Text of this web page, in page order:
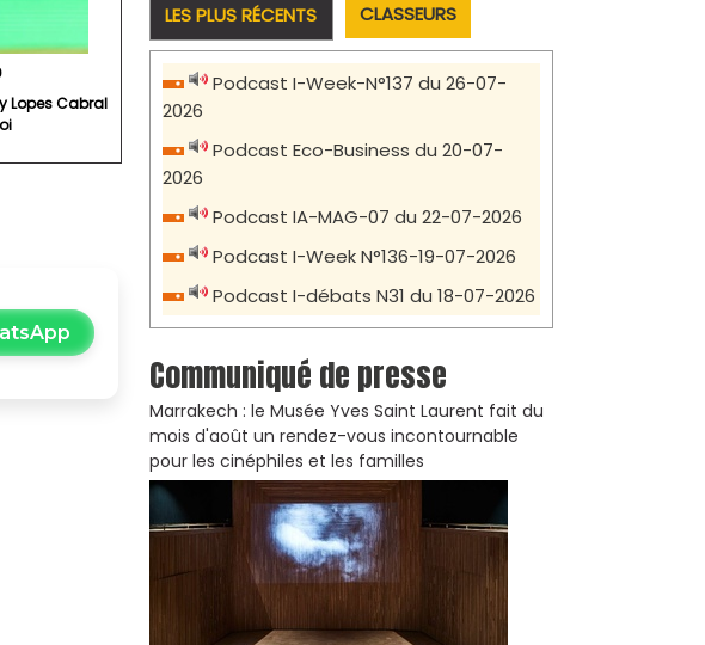
Lopes Cabral
LES PLUS RÉCENTS CLASSEURS
Podcast I-Week-N°137 du 26-07-
2026
Podcast Eco-Business du 20-07-
2026
Podcast IA-MAG-07 du 22-07-2026
Podcast I-Week N°136-19-07-2026
Podcast I-débats N31 du 18-07-2026
Communiqué de presse
Marrakech : le Musée Yves Saint Laurent fait du
mois d'août un rendez-vous incontournable
pour les cinéphiles et les familles